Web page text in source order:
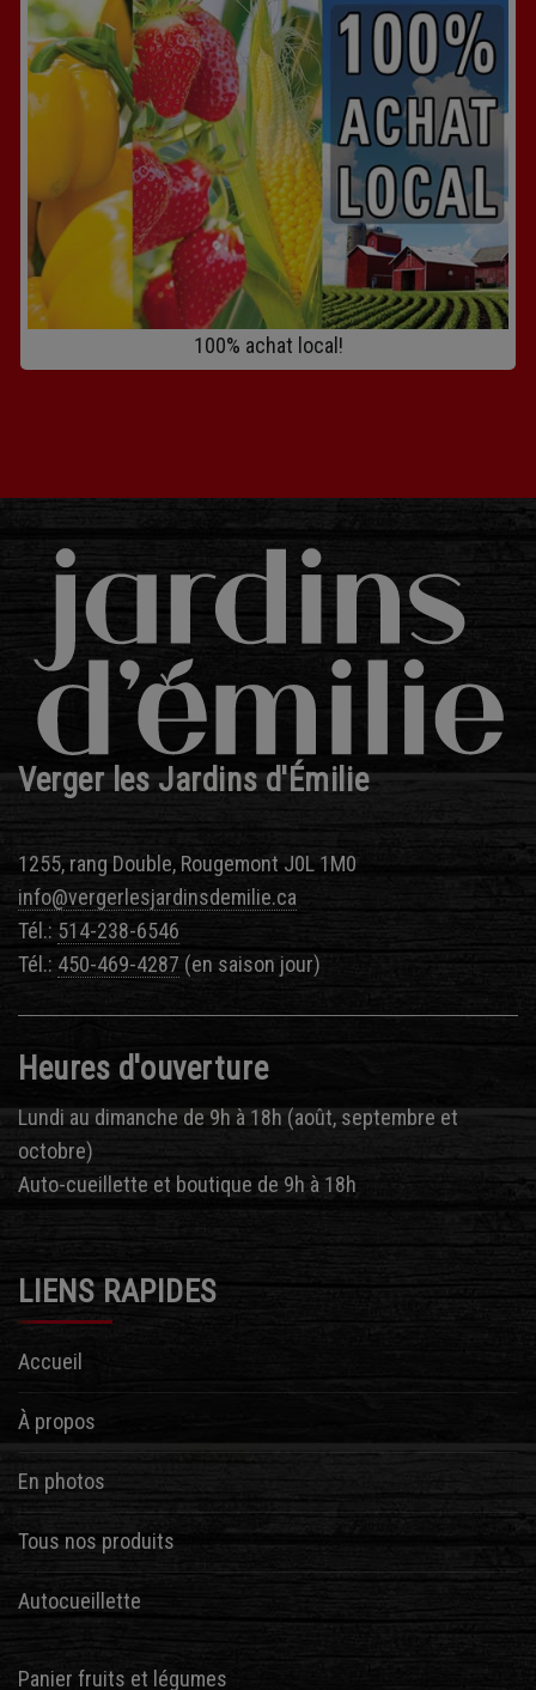
100% achat local!
Verger les Jardins d'Émilie
1255, rang Double, Rougemont J0L 1M0
info@vergerlesjardinsdemilie.ca
Tél.: 514-238-6546
Tél.: 450-469-4287 (en saison jour)
Heures d'ouverture
Lundi au dimanche de 9h à 18h (août, septembre et
octobre)
Auto-cueillette et boutique de 9h à 18h
LIENS RAPIDES
Accueil
À propos
En photos
Tous nos produits
Autocueillette
Panier fruits et légumes